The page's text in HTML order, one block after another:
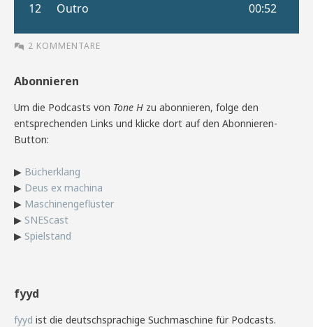
2 KOMMENTARE
Abonnieren
Um die Podcasts von Tone H zu abonnieren, folge den
entsprechenden Links und klicke dort auf den Abonnieren-
Button:
▶ Bücherklang
▶ Deus ex machina
▶ Maschinengeflüster
▶ SNEScast
▶ Spielstand
fyyd
fyyd ist die deutschsprachige Suchmaschine für Podcasts.